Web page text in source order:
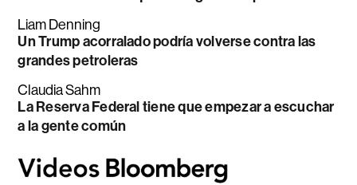
Liam Denning
Un Trump acorralado podría volverse contra las
grandes petroleras
Claudia Sahm
La Reserva Federal tiene que empezar a escuchar
a la gente común